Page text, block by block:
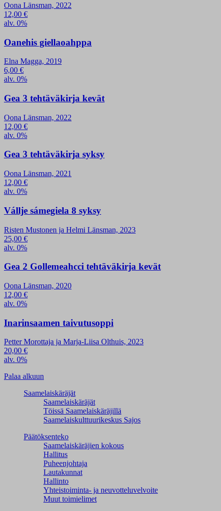
Oona Länsman, 2022
12,00 €
alv. 0%
Oanehis giellaoahppa
Elna Magga, 2019
6,00 €
alv. 0%
Gea 3 tehtäväkirja kevät
Oona Länsman, 2022
12,00 €
alv. 0%
Gea 3 tehtäväkirja syksy
Oona Länsman, 2021
12,00 €
alv. 0%
Vállje sámegiela 8 syksy
Risten Mustonen ja Helmi Länsman, 2023
25,00 €
alv. 0%
Gea 2 Gollemeahcci tehtäväkirja kevät
Oona Länsman, 2020
12,00 €
alv. 0%
Inarinsaamen taivutusoppi
Petter Morottaja ja Marja-Liisa Olthuis, 2023
20,00 €
alv. 0%
Palaa alkuun
Saamelaiskäräjät
Saamelaiskäräjät
Töissä Saamelaiskäräjillä
Saamelaiskulttuuri­keskus Sajos
Päätöksenteko
Saamelaiskäräjien kokous
Hallitus
Puheenjohtaja
Lautakunnat
Hallinto
Yhteistoiminta- ja neuvotteluvelvoite
Muut toimielimet